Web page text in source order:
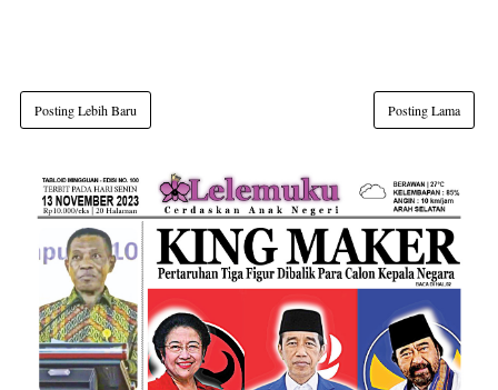
Posting Lebih Baru Posting Lama